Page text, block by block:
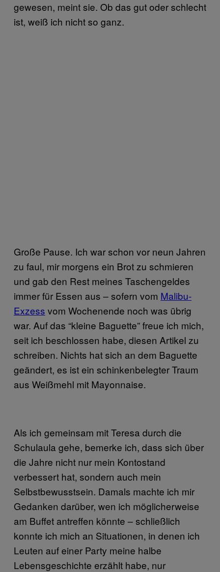
gewesen, meint sie. Ob das gut oder schlecht
ist, weiß ich nicht so ganz.
Große Pause. Ich war schon vor neun Jahren
zu faul, mir morgens ein Brot zu schmieren
und gab den Rest meines Taschengeldes
immer für Essen aus – sofern vom Malibu-
Exzess vom Wochenende noch was übrig
war. Auf das “kleine Baguette” freue ich mich,
seit ich beschlossen habe, diesen Artikel zu
schreiben. Nichts hat sich an dem Baguette
geändert, es ist ein schinkenbelegter Traum
aus Weißmehl mit Mayonnaise.
Als ich gemeinsam mit Teresa durch die
Schulaula gehe, bemerke ich, dass sich über
die Jahre nicht nur mein Kontostand
verbessert hat, sondern auch mein
Selbstbewusstsein. Damals machte ich mir
Gedanken darüber, wen ich möglicherweise
am Buffet antreffen könnte – schließlich
konnte ich mich an Situationen, in denen ich
Leuten auf einer Party meine halbe
Lebensgeschichte erzählt habe, nur